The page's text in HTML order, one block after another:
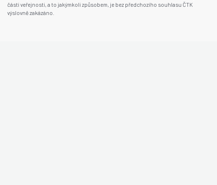
části veřejnosti, a to jakýmkoli způsobem, je bez předchozího souhlasu ČTK
výslovně zakázáno.